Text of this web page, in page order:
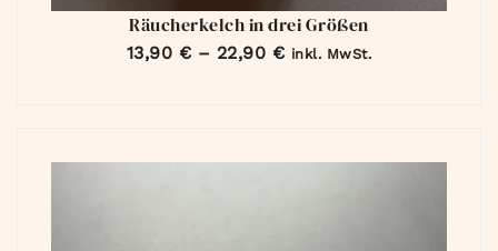
Räucherkelch in drei Größen
13,90 € – 22,90 € inkl. MwSt.